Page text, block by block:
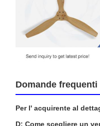
Domande frequenti
Per l' acquirente al
D: Come scegliere un